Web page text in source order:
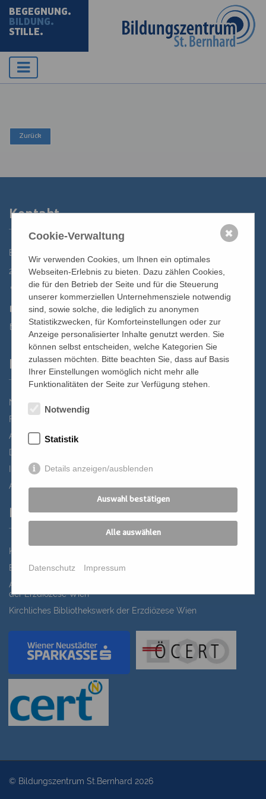
BEGEGNUNG.
BILDUNG.
STILLE.
Kontakt
Bildungszentrum St. Bernhard der Erzdiözese Wien
2700 Wiener Neustadt, Domplatz 1
02622 29131
02622 29131-5040
st.bernhard@edw.or.at
Links
Newsletter
Förderverein
Anreise
Datenschutz
Impressum
AGB
Partner
Katholisches Bildungswerk Wien
Bildung Regional
ANIMA, Bildungsinitiative für Frauen der Erwachsenenbildung
der Erzdiözese Wien
Kirchliches Bibliothekswerk der Erzdiözese Wien
© Bildungszentrum St.Bernhard 2026
Cookie-Verwaltung
Wir verwenden Cookies, um Ihnen ein optimales
Webseiten-Erlebnis zu bieten. Dazu zählen Cookies,
die für den Betrieb der Seite und für die Steuerung
unserer kommerziellen Unternehmensziele notwendig
sind, sowie solche, die lediglich zu anonymen
Statistikzwecken, für Komforteinstellungen oder zur
Anzeige personalisierter Inhalte genutzt werden. Sie
können selbst entscheiden, welche Kategorien Sie
zulassen möchten. Bitte beachten Sie, dass auf Basis
Ihrer Einstellungen womöglich nicht mehr alle
Funktionalitäten der Seite zur Verfügung stehen.
Notwendig
Statistik
Details anzeigen/ausblenden
Auswahl bestätigen
Alle auswählen
Datenschutz Impressum
✖